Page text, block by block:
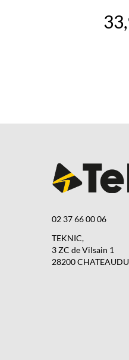
02 37 66 00 06
TEKNIC,
3 ZC de Vilsain 1
28200